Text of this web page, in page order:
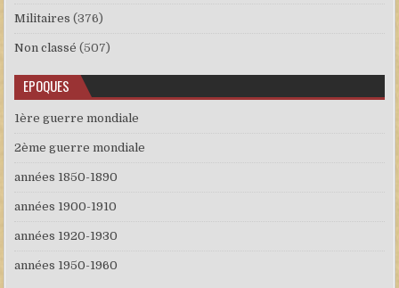
Militaires (376)
Non classé (507)
EPOQUES
1ère guerre mondiale
2ème guerre mondiale
années 1850-1890
années 1900-1910
années 1920-1930
années 1950-1960